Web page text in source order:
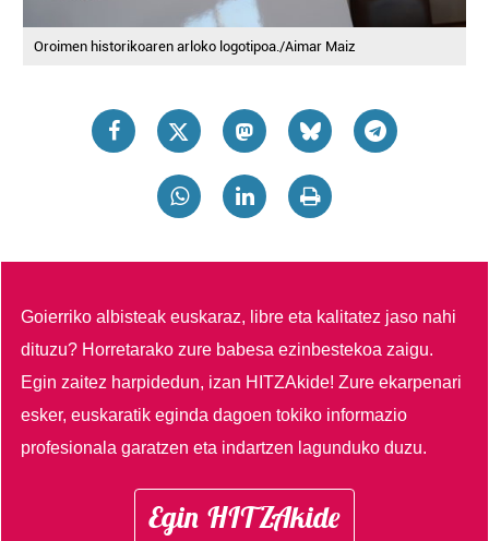
Oroimen historikoaren arloko logotipoa./Aimar Maiz
Goierriko albisteak euskaraz, libre eta kalitatez jaso nahi
dituzu? Horretarako zure babesa ezinbestekoa zaigu.
Egin zaitez harpidedun, izan HITZAkide!Zure ekarpenari
esker, euskaratik eginda dagoen tokiko informazio
profesionala garatzen eta indartzen lagunduko duzu.
Egin HITZAkide